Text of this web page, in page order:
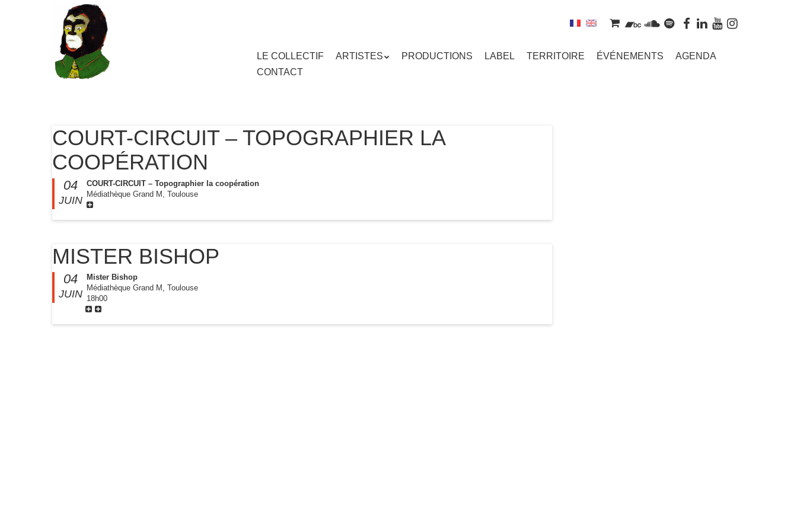
MENU
Aller
contenu
LE COLLECTIF ARTISTES PRODUCTIONS LABEL TERRITOIRE ÉVÉNEMENTS
AGENDA
CONTACT
COURT-CIRCUIT – TOPOGRAPHIER LA
COOPÉRATION
04
JUIN
COURT-CIRCUIT – Topographier la coopération
Médiathèque Grand M, Toulouse
MISTER BISHOP
04
JUIN
Mister Bishop
Médiathèque Grand M, Toulouse
18h00